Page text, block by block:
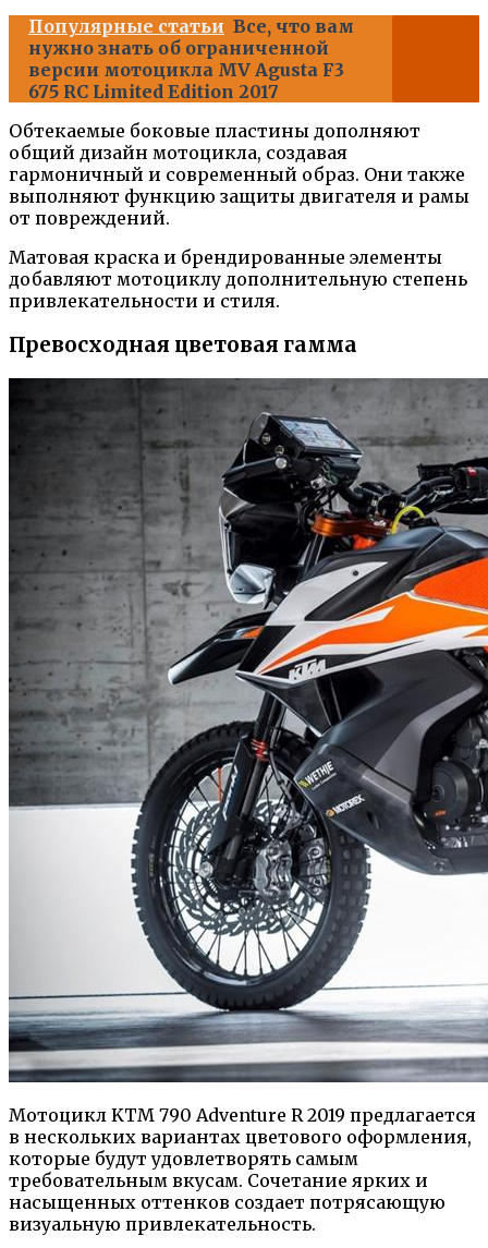
Популярные статьи Все, что вам
нужно знать об ограниченной
версии мотоцикла MV Agusta F3
675 RC Limited Edition 2017
Обтекаемые боковые пластины дополняют
общий дизайн мотоцикла, создавая
гармоничный и современный образ. Они также
выполняют функцию защиты двигателя и рамы
от повреждений.
Матовая краска и брендированные элементы
добавляют мотоциклу дополнительную степень
привлекательности и стиля.
Превосходная цветовая гамма
Мотоцикл KTM 790 Adventure R 2019 предлагается
в нескольких вариантах цветового оформления,
которые будут удовлетворять самым
требовательным вкусам. Сочетание ярких и
насыщенных оттенков создает потрясающую
визуальную привлекательность.